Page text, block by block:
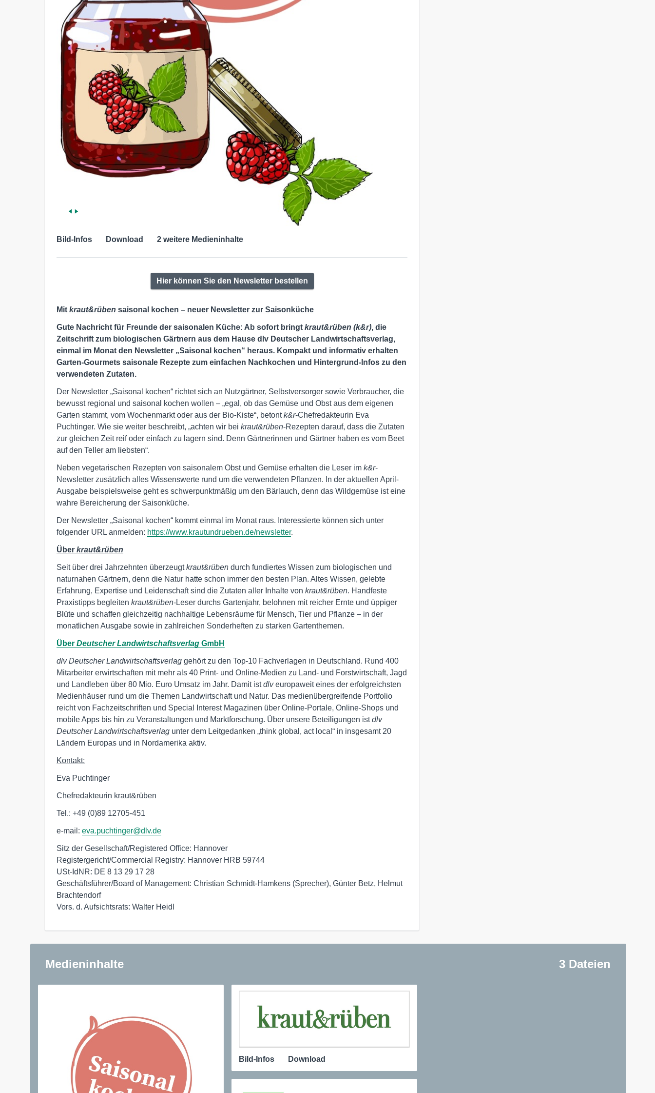
Bild-Infos Download 2 weitere Medieninhalte
Hier können Sie den Newsletter bestellen
Mit kraut&rüben saisonal kochen – neuer Newsletter zur Saisonküche
Gute Nachricht für Freunde der saisonalen Küche: Ab sofort bringt kraut&rüben (k&r), die
Zeitschrift zum biologischen Gärtnern aus dem Hause dlv Deutscher Landwirtschaftsverlag,
einmal im Monat den Newsletter „Saisonal kochen“ heraus. Kompakt und informativ erhalten
Garten-Gourmets saisonale Rezepte zum einfachen Nachkochen und Hintergrund-Infos zu den
verwendeten Zutaten.
Der Newsletter „Saisonal kochen“ richtet sich an Nutzgärtner, Selbstversorger sowie Verbraucher, die
bewusst regional und saisonal kochen wollen – „egal, ob das Gemüse und Obst aus dem eigenen
Garten stammt, vom Wochenmarkt oder aus der Bio-Kiste“, betontk&r-Chefredakteurin Eva
Puchtinger. Wie sie weiter beschreibt, „achten wir bei kraut&rüben-Rezepten darauf, dass die Zutaten
zur gleichen Zeit reif oder einfach zu lagern sind. Denn Gärtnerinnen und Gärtner haben es vom Beet
auf den Teller am liebsten“.
Neben vegetarischen Rezepten von saisonalem Obst und Gemüse erhalten die Leser im k&r-
Newsletter zusätzlich alles Wissenswerte rund um die verwendeten Pflanzen. In der aktuellen April-
Ausgabe beispielsweise geht es schwerpunktmäßig um den Bärlauch, denn das Wildgemüse ist eine
wahre Bereicherung der Saisonküche.
Der Newsletter „Saisonal kochen“ kommt einmal im Monat raus. Interessierte können sich unter
folgender URL anmelden: https://www.krautundrueben.de/newsletter.
Über kraut&rüben
Seit über drei Jahrzehnten überzeugtkraut&rüben durch fundiertes Wissen zum biologischen und
naturnahen Gärtnern, denn die Natur hatte schon immer den besten Plan. Altes Wissen, gelebte
Erfahrung, Expertise und Leidenschaft sind die Zutaten aller Inhalte von kraut&rüben. Handfeste
Praxistipps begleiten kraut&rüben-Leser durchs Gartenjahr, belohnen mit reicher Ernte und üppiger
Blüte und schaffen gleichzeitig nachhaltige Lebensräume für Mensch, Tier und Pflanze – in der
monatlichen Ausgabe sowie in zahlreichen Sonderheften zu starken Gartenthemen.
Über Deutscher Landwirtschaftsverlag GmbH
dlv Deutscher Landwirtschaftsverlag gehört zu den Top-10 Fachverlagen in Deutschland. Rund 400
Mitarbeiter erwirtschaften mit mehr als 40 Print- und Online-Medien zu Land- und Forstwirtschaft, Jagd
und Landleben über 80 Mio. Euro Umsatz im Jahr. Damit istdlveuropaweit eines der erfolgreichsten
Medienhäuser rund um die Themen Landwirtschaft und Natur. Das medienübergreifende Portfolio
reicht von Fachzeitschriften und Special Interest Magazinen über Online-Portale, Online-Shops und
mobile Apps bis hin zu Veranstaltungen und Marktforschung. Über unsere Beteiligungen istdlv
Deutscher Landwirtschaftsverlag unter dem Leitgedanken „think global, act local“ in insgesamt 20
Ländern Europas und in Nordamerika aktiv.
Kontakt:
Eva Puchtinger
Chefredakteurin kraut&rüben
Tel.: +49 (0)89 12705-451
e-mail: eva.puchtinger@dlv.de
Sitz der Gesellschaft/Registered Office: Hannover
Registergericht/Commercial Registry: Hannover HRB 59744
USt-IdNR: DE 8 13 29 17 28
Geschäftsführer/Board of Management: Christian Schmidt-Hamkens (Sprecher), Günter Betz, Helmut
Brachtendorf
Vors. d. Aufsichtsrats: Walter Heidl
Medieninhalte 3 Dateien
Bild-Infos Download